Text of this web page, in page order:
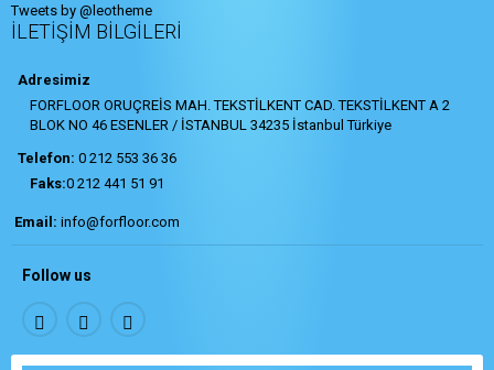
Tweets by @leotheme
İLETIŞIM BILGILERI
Adresimiz
FORFLOOR ORUÇREİS MAH. TEKSTİLKENT CAD. TEKSTİLKENT A 2
BLOK NO 46 ESENLER / İSTANBUL 34235 İstanbul Türkiye
Telefon: 0 212 553 36 36
Faks:0 212 441 51 91
Email: info@forfloor.com
Follow us